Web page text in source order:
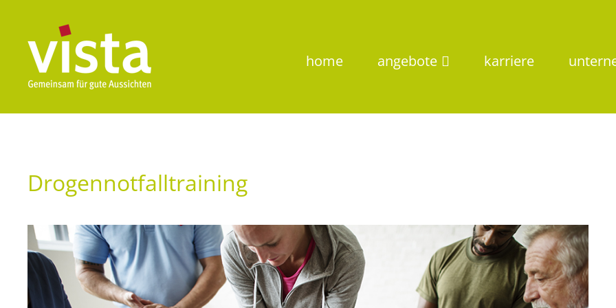
home angebote karriere
Drogennotfalltraining